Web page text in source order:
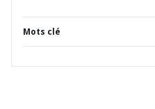
Mots clé